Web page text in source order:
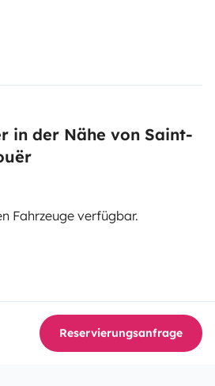
in der Nähe von Saint-
Fahrzeuge verfügbar.
Reservierungsanfrage